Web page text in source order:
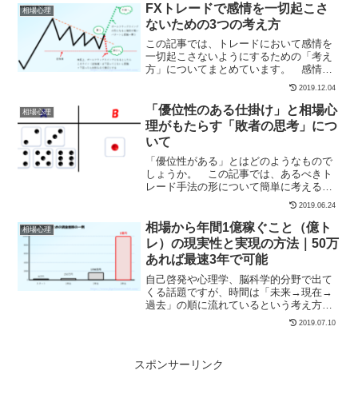
相場心理
FXトレードで感情を一切起こさ
ないための3つの考え方
この記事では、トレードにおいて感情を
一切起こさないようにするための「考え
方」についてまとめています。 感情を
一切起こさないようにするには最終的に
訓練と慣れが必要ですが、その前に考え
方が1つ違うだけでその習得までの道筋が
具体化できると考えてい...
2019.12.04
相場心理
「優位性のある仕掛け」と相場心
理がもたらす「敗者の思考」につ
いて
「優位性がある」とはどのようなもので
しょうか。 この記事では、あるべきト
レード手法の形について簡単に考えるた
めに、FXの局面について考えるのではな
く「サイコロの目を当てるゲーム」を例
に優位性を紹介します。例題：サイコロ
の目を当てるゲームあな...
2019.06.24
相場心理
相場から年間1億稼ぐこと（億ト
レ）の現実性と実現の方法｜50万
あれば最速3年で可能
自己啓発や心理学、脳科学的分野で出て
くる話題ですが、時間は「未来→現在→
過去」の順に流れているという考え方が
あります。（多くの人は、「時間の流れ
は過去→現在→未来と流れていて、過去
2019.07.10
スポンサーリンク